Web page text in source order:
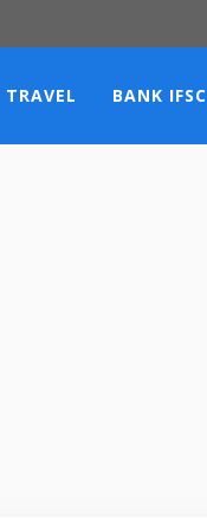
TRAVEL BANK IFSC